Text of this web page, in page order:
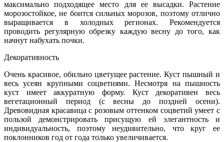
максимально подходящее место для ее высадки. Растение
морозостойкое, не боится сильных морозов, поэтому отлично
выращивается в холодных регионах. Рекомендуется
проводить регулярную обрезку каждую весну до того, как
начнут набухать почки.
Декоративность
Очень красивое, обильно цветущее растение. Куст пышный и
весь усеян крупными соцветиями. Несмотря на пышность
куст имеет аккуратную форму. Куст декоративен весь
вегетационный период (с весны до поздней осени).
Древовидная красавица с розовым оттенком соцветий умеет с
пользой демонстрировать присущую ей элегантность и
индивидуальность, поэтому неудивительно, что круг ее
поклонников год от года только увеличивается.